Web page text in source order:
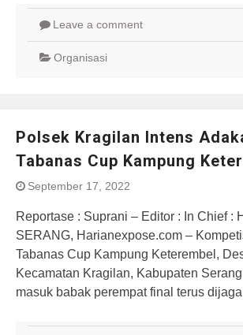
Leave a comment
Organisasi
Polsek Kragilan Intens
Tabanas Cup Kampung
September 17, 2022
Reportase : Suprani – Editor : In Chief :
SERANG, Harianexpose.com –
Tabanas Cup Kampung Keterembel,
Kecamatan Kragilan, Kabupaten
masuk babak perempat final terus